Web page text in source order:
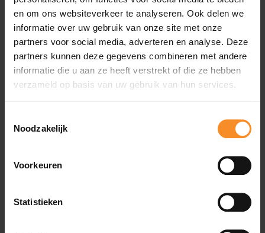
en om ons websiteverkeer te analyseren. Ook delen we
informatie over uw gebruik van onze site met onze
partners voor social media, adverteren en analyse. Deze
partners kunnen deze gegevens combineren met andere
informatie die u aan ze heeft verstrekt of die ze hebben
verzameld op basis van uw gebruik van hun services.
Noodzakelijk
Voorkeuren
Statistieken
Wat je misschien ook leuk vindt
- 47